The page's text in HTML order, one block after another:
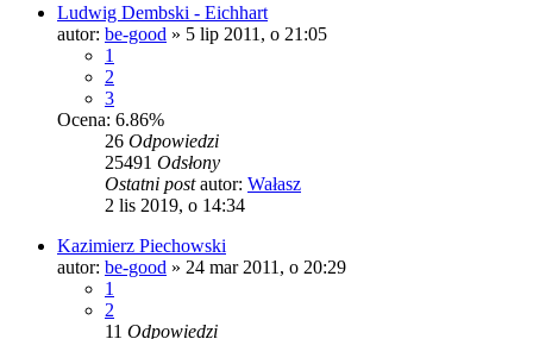
Ludwig Dembski - Eichhart
autor: be-good » 5 lip 2011, o 21:05
1
2
3
Ocena: 6.86%
26 Odpowiedzi
25491 Odsłony
Ostatni postautor: Wałasz
2 lis 2019, o 14:34
Kazimierz Piechowski
autor: be-good » 24 mar 2011, o 20:29
1
2
11 Odpowiedzi